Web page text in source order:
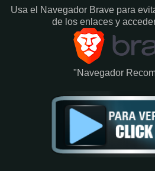
Usa el Navegador Brave para
de los enlaces y
"Navegador